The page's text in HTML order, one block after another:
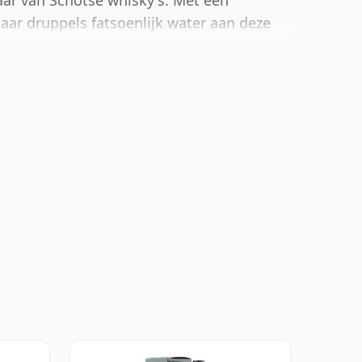
druppels fatsoenlijk water aan deze
en de geest te openen.